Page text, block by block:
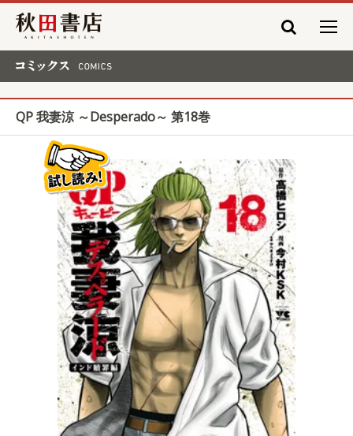
秋田書店
QP 我妻涼 ～Desperado～ 第18巻